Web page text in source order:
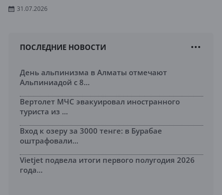
31.07.2026
ПОСЛЕДНИЕ НОВОСТИ
День альпинизма в Алматы отмечают
Альпиниадой с 8...
Вертолет МЧС эвакуировал иностранного
туриста из ...
Вход к озеру за 3000 тенге: в Бурабае
оштрафовали...
Vietjet подвела итоги первого полугодия 2026
года...